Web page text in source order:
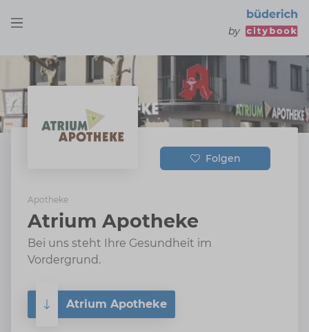
by
Folgen
Apotheke
Atrium Apotheke
Bei uns steht Ihre Gesundheit im
Vordergrund.
Atrium Apotheke